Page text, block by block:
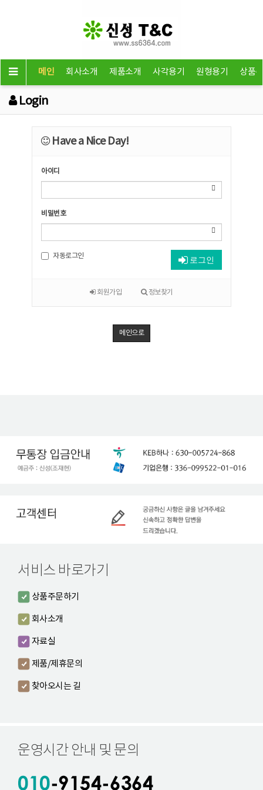
메인 회사소개 제품소개 사각용기 원형용기 상품
Login
Have a Nice Day!
아이디
비밀번호
자동로그인 로그인
회원가입 정보찾기
메인으로
서비스 바로가기
상품주문하기
회사소개
자료실
제품/제휴문의
찾아오시는 길
운영시간 안내 및 문의